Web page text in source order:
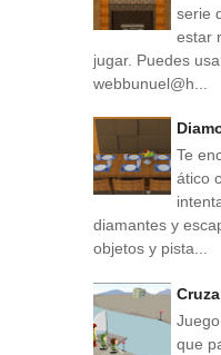
serie
estar
jugar. Puedes
webbunuel@h...
Te
ático
diamantes y
objetos y pista...
que